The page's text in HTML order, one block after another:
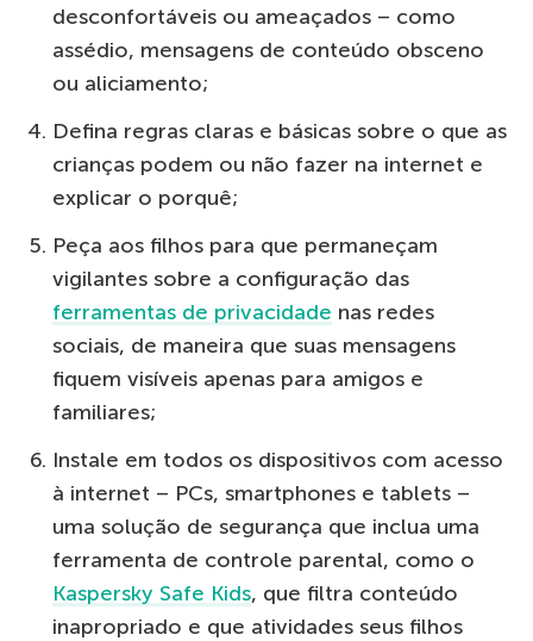
desconfortáveis ​​ou ameaçados – como
assédio, mensagens de conteúdo obsceno
ou aliciamento;
Defina regras claras e básicas sobre o que as
crianças podem ou não fazer na internet e
explicar o porquê;
Peça aos filhos para que permaneçam
vigilantes sobre a configuração das
ferramentas de privacidade nas redes
sociais, de maneira que suas mensagens
fiquem visíveis apenas para amigos e
familiares;
Instale em todos os dispositivos com acesso
à internet – PCs, smartphones e tablets –
uma solução de segurança que inclua uma
ferramenta de controle parental, como o
Kaspersky Safe Kids, que filtra conteúdo
inapropriado e que atividades seus filhos